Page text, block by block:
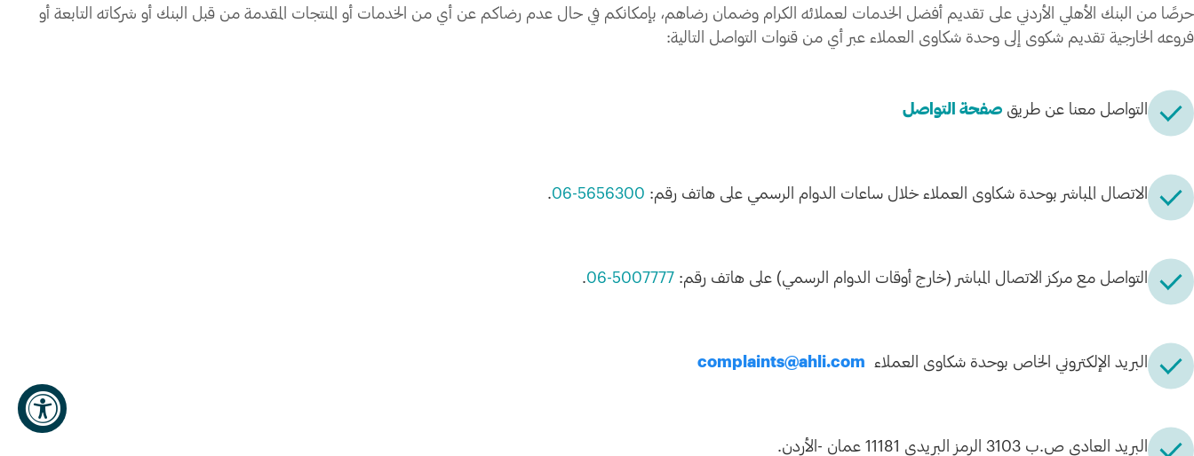
حرصًا من البنك الأهلي الأردني على تقديم أفضل الخدمات لعملائه الكرام وضمان رضاهم، بإمكانكم في حال عدم رضاكم عن أي من الخدمات أو المنتجات المقدمة من قبل البنك أو شركاته التابعة أو
فروعه الخارجية تقديم شكوى إلى وحدة شكاوى العملاء عبر أي من قنوات التواصل التالية:
التواصل معنا عن طريق صفحة التواصل
الاتصال المباشر بوحدة شكاوى العملاء خلال ساعات الدوام الرسمي على هاتف رقم: 5656300-06
.
التواصل مع مركز الاتصال المباشر (خارج أوقات الدوام الرسمي) على هاتف رقم: 5007777-06
.
البريد الإلكتروني الخاص بوحدة شكاوى العملاء complaints@ahli.com
البريد العادي ص.ب 3103 الرمز البريدي 11181 عمان -الأردن.